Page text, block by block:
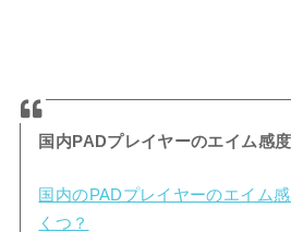
国内PADプレイヤーのエイム感
国内のPADプレイヤーのエイム
くつ？